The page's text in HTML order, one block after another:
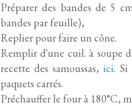
Préparer des bandes de 5
bandes par feuille),
Replier pour faire un cône.
Remplir d'une cuil. à soupe
recette des samoussas, ici. Si
paquets carrés.
Préchauffer le four à 180°C,